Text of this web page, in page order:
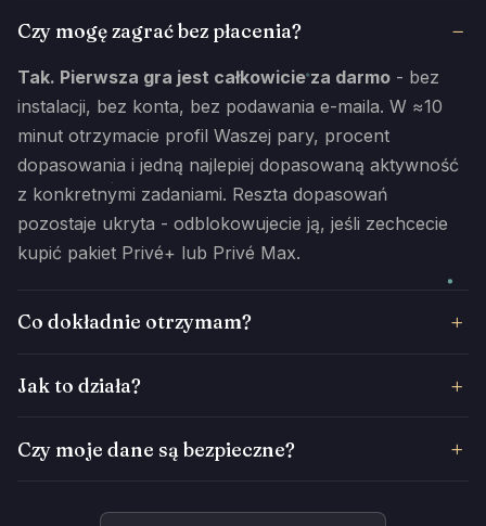
Czy mogę zagrać bez płacenia?
Tak. Pierwsza gra jest całkowicie za darmo - bez
instalacji, bez konta, bez podawania e-maila. W ≈10
minut otrzymacie profil Waszej pary, procent
dopasowania i jedną najlepiej dopasowaną aktywność
z konkretnymi zadaniami. Reszta dopasowań
pozostaje ukryta - odblokowujecie ją, jeśli zechcecie
kupić pakiet Privé+ lub Privé Max.
Co dokładnie otrzymam?
Jak to działa?
Czy moje dane są bezpieczne?